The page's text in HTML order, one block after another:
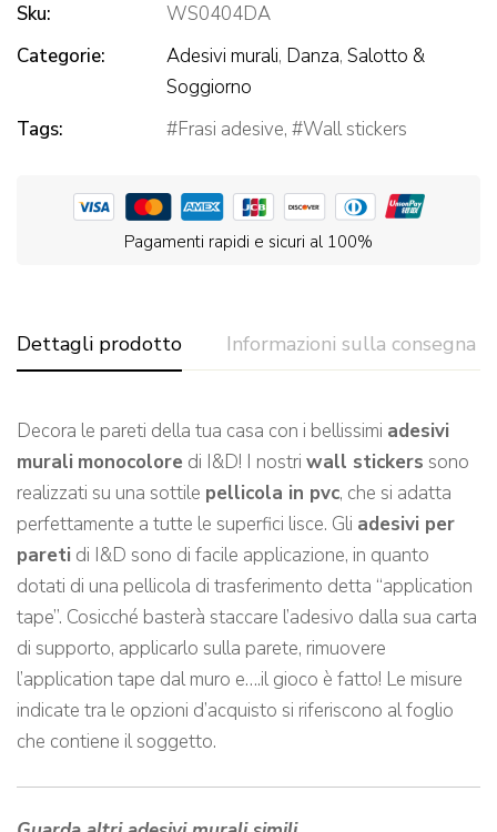
Sku:
WS0404DA
Categorie:
Adesivi murali, Danza, Salotto &
Soggiorno
Tags:
Frasi adesive, Wall stickers
Pagamenti rapidi e sicuri al 100%
Dettagli prodotto Informazioni sulla consegna
Decora le pareti della tua casa con i bellissimi adesivi
murali monocolore di I&D! I nostri wall stickers sono
realizzati su una sottile pellicola in pvc, che si adatta
perfettamente a tutte le superfici lisce. Gli adesivi per
pareti di I&D sono di facile applicazione, in quanto
dotati di una pellicola di trasferimento detta “application
tape”. Cosicché basterà staccare l’adesivo dalla sua carta
di supporto, applicarlo sulla parete, rimuovere
l’application tape dal muro e….il gioco è fatto! Le misure
indicate tra le opzioni d’acquisto si riferiscono al foglio
che contiene il soggetto.